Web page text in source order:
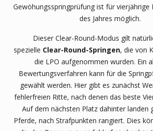
Gewöhungsspringprüfung ist für vierjährige
des Jahres möglich.
Dieser Clear-Round-Modus gilt
spezielle Clear-Round-Springen, die von
die LPO aufgenommen wurden. Ein
Bewertungsverfahren kann für die
gewählt werden. Hier gibt es zunächst
fehlerfreien Ritte, nach denen das beste
Auf dem nächsten Platz dahinter landen
Pferde, nach Strafpunkten rangiert. Dies